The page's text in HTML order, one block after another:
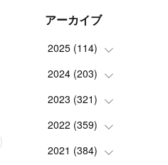
アーカイブ
2025 (114)
(1)
(8)
(6)
(9)
2024 (203)
(24)
(10)
(18)
2023 (321)
(25)
(17)
2022 (359)
(42)
2021 (384)